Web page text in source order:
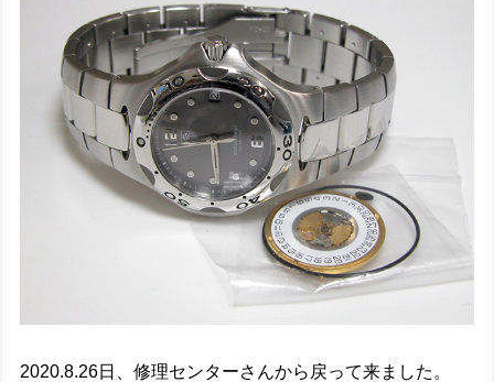
2020.8.26日、修理センターさんから戻って来ました。